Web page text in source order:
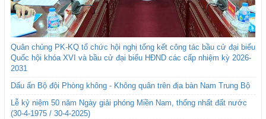
Quân chủng PK-KQ tổ chức hội nghị tổng kết công tác bầu cử đại biểu
Quốc hội khóa XVI và bầu cử đại biểu HĐND các cấp nhiệm kỳ 2026-
2031
Dấu ấn Bộ đội Phòng không - Không quân trên địa bàn Nam Trung Bộ
Lễ kỷ niệm 50 năm Ngày giải phóng Miền Nam, thống nhất đất nước
(30-4-1975 / 30-4-2025)